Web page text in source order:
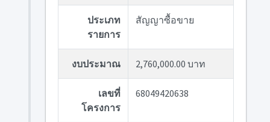
ประเภท
รายการ
สัญญาซื้อขาย
งบประมาณ 2,760,000.00 บาท
เลขที่
โครงการ
68049420638